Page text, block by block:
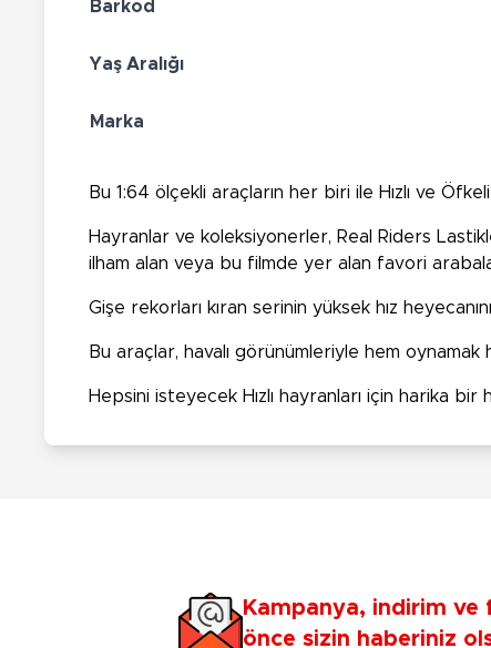
Barkod
Yaş Aralığı
Marka
Bu 1:64 ölçekli araçların her biri ile Hızlı ve Öfkeli
Hayranlar ve koleksiyonerler, Real Riders
ilham alan veya bu filmde yer alan favori
Gişe rekorları kıran serinin yüksek hız
Bu araçlar, havalı görünümleriyle hem
Hepsini isteyecek Hızlı hayranları için harika bir
Kampanya, indirim ve
önce sizin haberiniz